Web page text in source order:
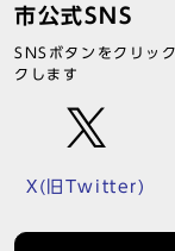
市公式SNS
SNSボタンをクリッ
クします
X(旧Twitter)